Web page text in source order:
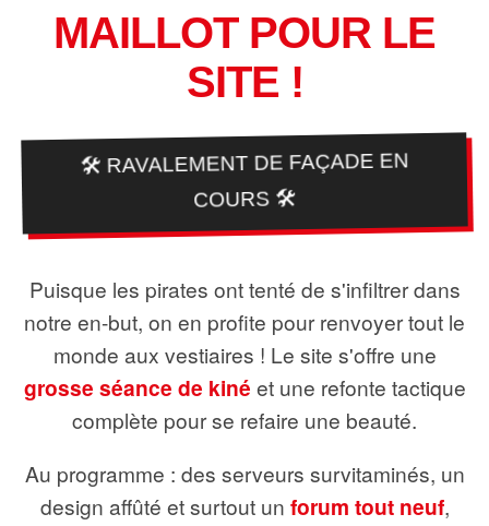
MAILLOT POUR LE
SITE !
🛠️ RAVALEMENT DE FAÇADE EN
COURS 🛠️
Puisque les pirates ont tenté de s'infiltrer dans
notre en-but, on en profite pour renvoyer tout le
monde aux vestiaires ! Le site s'offre une
grosse séance de kiné et une refonte tactique
complète pour se refaire une beauté.
Au programme : des serveurs survitaminés, un
design affûté et surtout un forum tout neuf,